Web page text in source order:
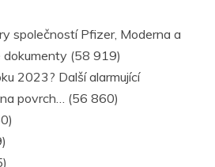
společností Pfizer, Moderna a
dokumenty (58 919)
2023? Další alarmující
povrch…
(56 860)